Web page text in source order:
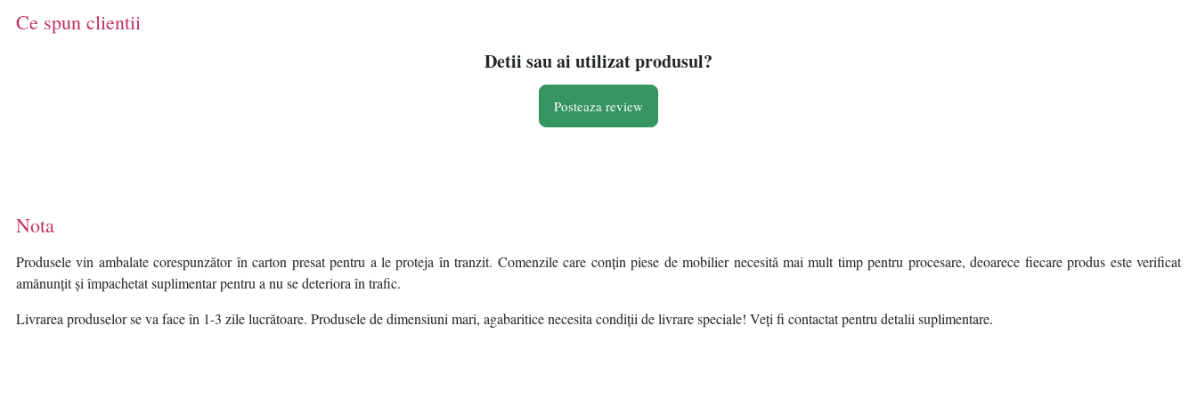
Ce spun clientii
Detii sau ai utilizat produsul?
Posteaza review
Nota
Produsele vin ambalate corespunzător în carton presat pentru a le proteja în tranzit. Comenzile care conțin piese de mobilier necesită mai mult timp pentru procesare, deoarece fiecare produs este verificat
amănunțit și împachetat suplimentar pentru a nu se deteriora în trafic.
Livrarea produselor se va face în 1-3 zile lucrătoare. Produsele de dimensiuni mari, agabaritice necesita condiții de livrare speciale! Veți fi contactat pentru detalii suplimentare.